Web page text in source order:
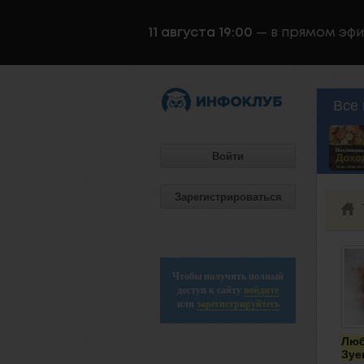
11 августа 19:00 — в прямом
Войти
Зарегистрироваться
Чтобы получить полный
доступ к сайту войдите
или зарегистрируйтесь
Все